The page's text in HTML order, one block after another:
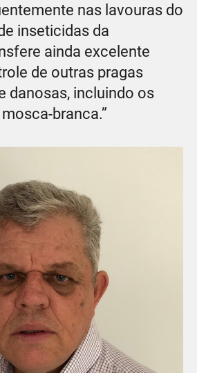
nas lavouras do
inseticidas da
ainda excelente
de outras pragas
danosas, incluindo os
branca.”